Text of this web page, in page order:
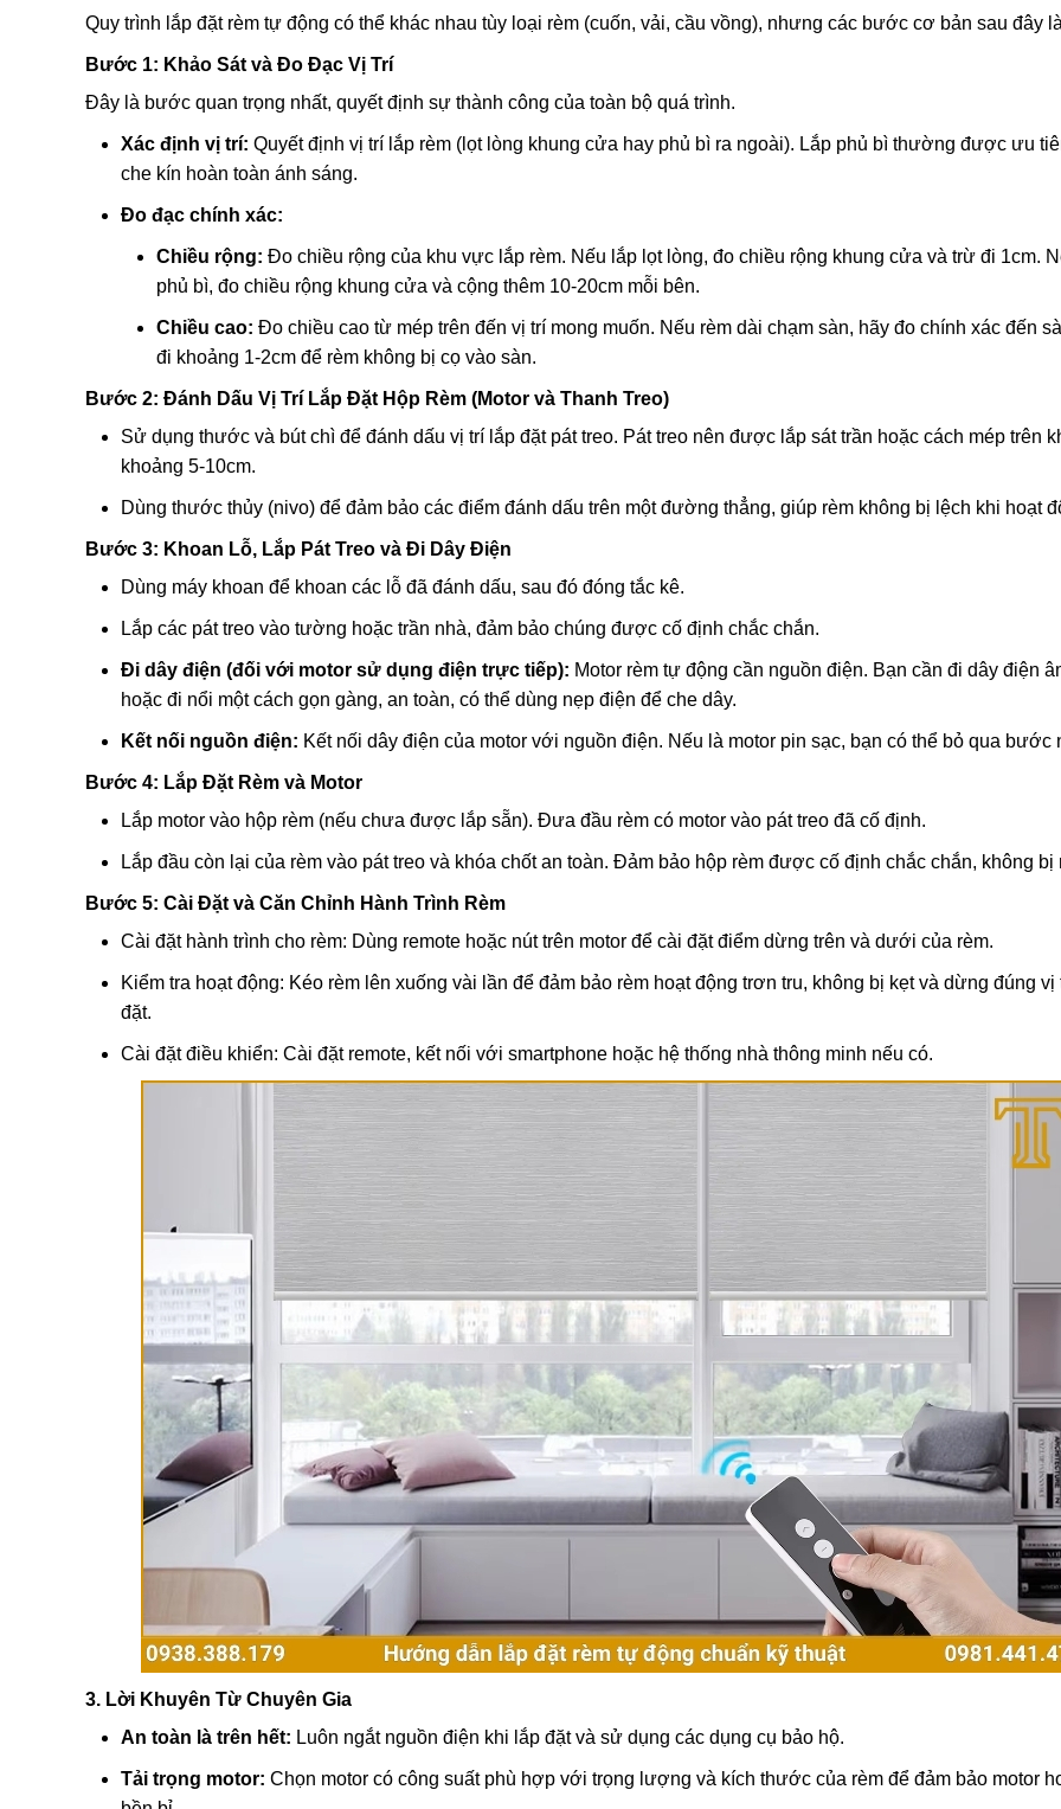
Quy trình lắp đặt rèm tự động có thể khác nhau tùy loại rèm (cuốn, vải, cầu vồng), nhưng các bước cơ bản sau đây
Bước 1: Khảo Sát và Đo Đạc Vị Trí
Đây là bước quan trọng nhất, quyết định sự thành công của toàn bộ quá trình.
Xác định vị trí: Quyết định vị trí lắp rèm (lọt lòng khung cửa hay phủ bì ra ngoài). Lắp phủ bì thường được ưu
che kín hoàn toàn ánh sáng.
Đo đạc chính xác:
Chiều rộng: Đo chiều rộng của khu vực lắp rèm. Nếu lắp lọt lòng, đo chiều rộng khung cửa và trừ đi 1cm.
phủ bì, đo chiều rộng khung cửa và cộng thêm 10-20cm mỗi bên.
Chiều cao: Đo chiều cao từ mép trên đến vị trí mong muốn. Nếu rèm dài chạm sàn, hãy đo chính xác đến
đi khoảng 1-2cm để rèm không bị cọ vào sàn.
Bước 2: Đánh Dấu Vị Trí Lắp Đặt Hộp Rèm (Motor và Thanh Treo)
Sử dụng thước và bút chì để đánh dấu vị trí lắp đặt pát treo. Pát treo nên được lắp sát trần hoặc cách mép trên
khoảng 5-10cm.
Dùng thước thủy (nivo) để đảm bảo các điểm đánh dấu trên một đường thẳng, giúp rèm không bị lệch khi hoạt
Bước 3: Khoan Lỗ, Lắp Pát Treo và Đi Dây Điện
Dùng máy khoan để khoan các lỗ đã đánh dấu, sau đó đóng tắc kê.
Lắp các pát treo vào tường hoặc trần nhà, đảm bảo chúng được cố định chắc chắn.
Đi dây điện (đối với motor sử dụng điện trực tiếp): Motor rèm tự động cần nguồn điện. Bạn cần đi dây điện
hoặc đi nổi một cách gọn gàng, an toàn, có thể dùng nẹp điện để che dây.
Kết nối nguồn điện: Kết nối dây điện của motor với nguồn điện. Nếu là motor pin sạc, bạn có thể bỏ qua bước
Bước 4: Lắp Đặt Rèm và Motor
Lắp motor vào hộp rèm (nếu chưa được lắp sẵn). Đưa đầu rèm có motor vào pát treo đã cố định.
Lắp đầu còn lại của rèm vào pát treo và khóa chốt an toàn. Đảm bảo hộp rèm được cố định chắc chắn, không bị
Bước 5: Cài Đặt và Căn Chỉnh Hành Trình Rèm
Cài đặt hành trình cho rèm: Dùng remote hoặc nút trên motor để cài đặt điểm dừng trên và dưới của rèm.
Kiểm tra hoạt động: Kéo rèm lên xuống vài lần để đảm bảo rèm hoạt động trơn tru, không bị kẹt và dừng đúng vị
đặt.
Cài đặt điều khiển: Cài đặt remote, kết nối với smartphone hoặc hệ thống nhà thông minh nếu có.
3. Lời Khuyên Từ Chuyên Gia
An toàn là trên hết: Luôn ngắt nguồn điện khi lắp đặt và sử dụng các dụng cụ bảo hộ.
Tải trọng motor: Chọn motor có công suất phù hợp với trọng lượng và kích thước của rèm để đảm bảo motor